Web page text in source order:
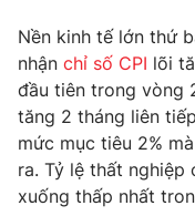
Phim VTV
Hậu trường
Nhân vật
Khán giả
Giải sao mai
Giải trí
Điện ảnh
Âm nhạc
Sao
Đời sống
Du lịch
Làm đẹp
Giáo dục
Nền kinh tế lớn thứ
nhận chỉ số CPI lõi
đầu tiên trong vòng
tăng 2 tháng liên
mức mục tiêu 2%
ra. Tỷ lệ thất nghiệp
xuống thấp nhất